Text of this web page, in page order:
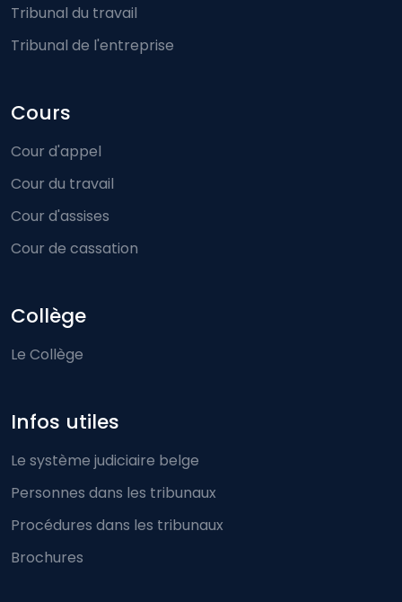
Tribunal du travail
Tribunal de l'entreprise
Cours
Cour d'appel
Cour du travail
Cour d'assises
Cour de cassation
Collège
Le Collège
Infos utiles
Le système judiciaire belge
Personnes dans les tribunaux
Procédures dans les tribunaux
Brochures